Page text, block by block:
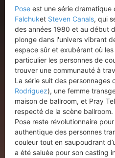
Pose est une série dramatique
Falchuket Steven Canals, qui
des années 1980 et au début
plonge dans l'univers vibrant
espace sûr et exubérant où
particulier les personnes de
trouver une communauté à
La série suit des personnages
Rodriguez), une femme
maison de ballroom, et Pray
respecté de la scène
Pose reste révolutionnaire
authentique des personnes
couleur tout en saupoudrant
a été saluée pour son casting